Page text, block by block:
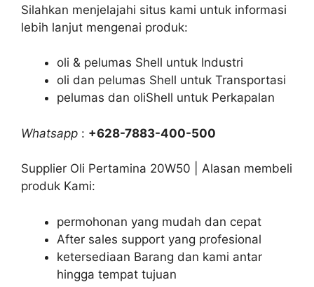
Silahkan menjelajahi situs kami untuk informasi
lebih lanjut mengenai produk:
oli & pelumas Shell untuk Industri
oli dan pelumas Shell untuk Transportasi
pelumas dan oliShell untuk Perkapalan
Whatsapp : +628-7883-400-500
Supplier Oli Pertamina 20W50 | Alasan membeli
produk Kami:
permohonan yang mudah dan cepat
After sales support yang profesional
ketersediaan Barang dan kami antar
hingga tempat tujuan